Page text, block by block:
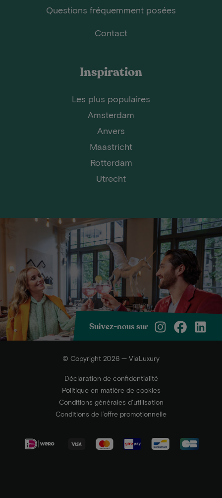
Questions fréquemment posées
Contact
Inspiration
Les plus populaires
Amsterdam
Anvers
Maastricht
Rotterdam
Utrecht
Suivez-nous sur
© Copyright 2026 — ViaLuxury
Déclaration de confidentialité
Politique en matière de cookies
Conditions générales d'utilisation
Conditions de l’offre promotionnelle